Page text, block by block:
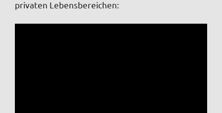
privaten Lebensbereichen: